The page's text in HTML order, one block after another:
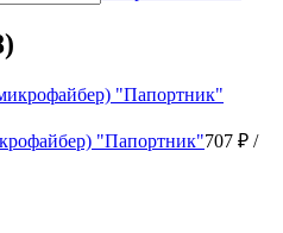
"Папортник"707 ₽ /